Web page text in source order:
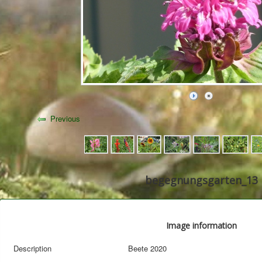
Previous
begegnungsgarten_13
Image information
Description Beete 2020